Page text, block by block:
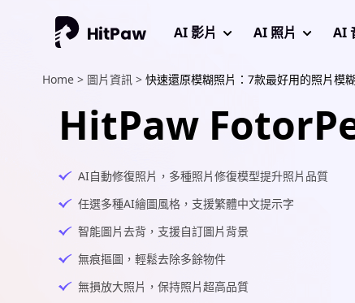
AI 影片 AI 照片 AI
Home > 圖片資訊 > 快速還原模糊照片：7款最好用的照片模
HitPaw
AI自動修復照片，多種照片修復模型提升照片品質
任選多種AI繪圖風格，支援繁體中文提示字
智能圖片去背，支援自訂圖片背景
無痕摳圖，輕鬆去除多餘物件
無損放大照片，保持照片超高品質